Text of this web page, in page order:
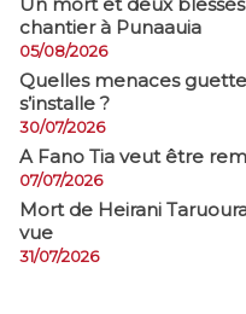
chantier à Punaauia
05/08/2026
Quelles menaces
s’installe ?
30/07/2026
A Fano Tia veut être
07/07/2026
Mort de Heirani
vue
31/07/2026